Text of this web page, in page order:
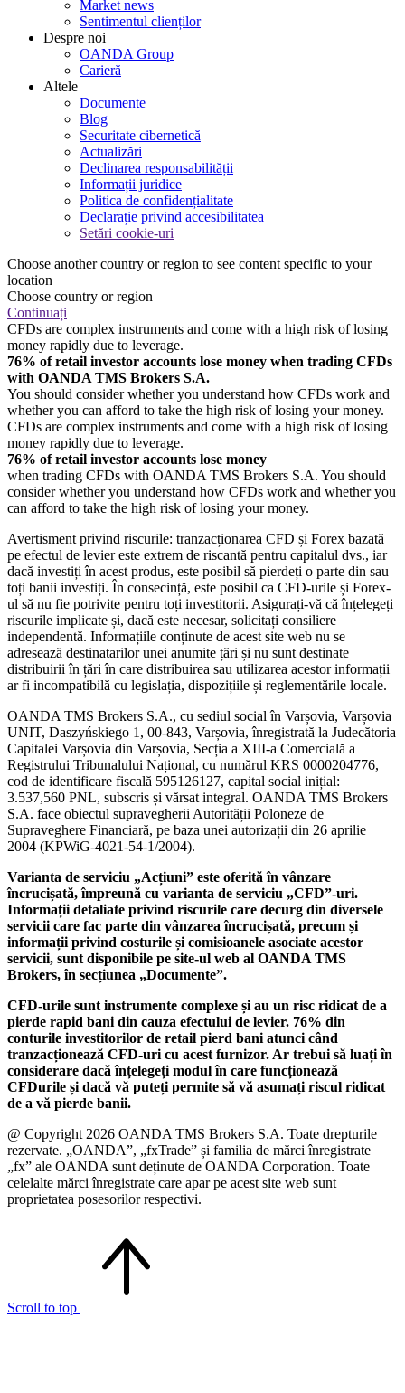
Market news
Sentimentul clienților
Despre noi
OANDA Group
Carieră
Altele
Documente
Blog
Securitate cibernetică
Actualizări
Declinarea responsabilității
Informații juridice
Politica de confidențialitate
Declarație privind accesibilitatea
Setări cookie-uri
Choose another country or region to see content specific to your
location
Choose country or region
Continuați
CFDs are complex instruments and come with a high risk of losing
money rapidly due to leverage.
76% of retail investor accounts lose money when trading CFDs
with OANDA TMS Brokers S.A.
You should consider whether you understand how CFDs work and
whether you can afford to take the high risk of losing your money.
CFDs are complex instruments and come with a high risk of losing
money rapidly due to leverage.
76% of retail investor accounts lose money
when trading CFDs with OANDA TMS Brokers S.A. You should
consider whether you understand how CFDs work and whether you
can afford to take the high risk of losing your money.
Avertisment privind riscurile: tranzacționarea CFD și Forex bazată
pe efectul de levier este extrem de riscantă pentru capitalul dvs., iar
dacă investiți în acest produs, este posibil să pierdeți o parte din sau
toți banii investiți. În consecință, este posibil ca CFD-urile și Forex-
ul să nu fie potrivite pentru toți investitorii. Asigurați-vă că înțelegeți
riscurile implicate și, dacă este necesar, solicitați consiliere
independentă. Informațiile conținute de acest site web nu se
adresează destinatarilor unei anumite țări și nu sunt destinate
distribuirii în țări în care distribuirea sau utilizarea acestor informații
ar fi incompatibilă cu legislația, dispozițiile și reglementările locale.
OANDA TMS Brokers S.A., cu sediul social în Varșovia, Varșovia
UNIT, Daszyńskiego 1, 00-843, Varșovia, înregistrată la Judecătoria
Capitalei Varșovia din Varșovia, Secția a XIII-a Comercială a
Registrului Tribunalului Național, cu numărul KRS 0000204776,
cod de identificare fiscală 595126127, capital social inițial:
3.537,560 PNL, subscris și vărsat integral. OANDA TMS Brokers
S.A. face obiectul supravegherii Autorității Poloneze de
Supraveghere Financiară, pe baza unei autorizații din 26 aprilie
2004 (KPWiG-4021-54-1/2004).
Varianta de serviciu „Acțiuni” este oferită în vânzare
încrucișată, împreună cu varianta de serviciu „CFD”-uri.
Informații detaliate privind riscurile care decurg din diversele
servicii care fac parte din vânzarea încrucișată, precum și
informații privind costurile și comisioanele asociate acestor
servicii, sunt disponibile pe site-ul web al OANDA TMS
Brokers, în secțiunea „Documente”.
CFD-urile sunt instrumente complexe și au un risc ridicat de a
pierde rapid bani din cauza efectului de levier. 76% din
conturile investitorilor de retail pierd bani atunci când
tranzacționează CFD-uri cu acest furnizor. Ar trebui să luați în
considerare dacă înțelegeți modul în care funcționează
CFDurile și dacă vă puteți permite să vă asumați riscul ridicat
de a vă pierde banii.
@ Copyright 2026 OANDA TMS Brokers S.A. Toate drepturile
rezervate. „OANDA”, „fxTrade” și familia de mărci înregistrate
„fx” ale OANDA sunt deținute de OANDA Corporation. Toate
celelalte mărci înregistrate care apar pe acest site web sunt
proprietatea posesorilor respectivi.
Scroll to top